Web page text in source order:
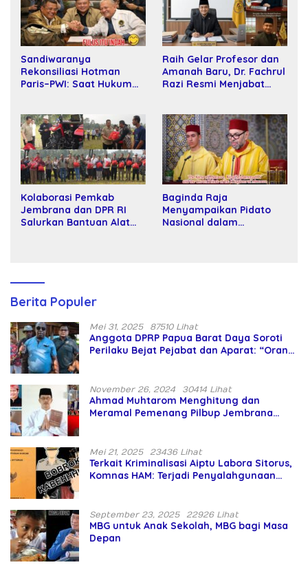
Sandiwaranya
Rekonsiliasi Hotman
Paris–PWI: Saat Hukum
Raih Gelar Profesor dan
Amanah Baru, Dr. Fachrul
Razi Resmi Menjabat
Kolaborasi Pemkab
Jembrana dan DPR RI
Salurkan Bantuan Alat
Baginda Raja
Menyampaikan Pidato
Nasional dalam
Berita Populer
Mei 31, 2025 87510 Lihat
Anggota DPRP Papua Barat Daya Soroti
Perilaku Bejat Pejabat dan Aparat: “Orang
November 26, 2024 30414 Lihat
Ahmad Muhtarom Menghitung dan
Meramal Pemenang Pilbup Jembrana
Mei 21, 2025 23436 Lihat
Terkait Kriminalisasi Aiptu Labora Sitorus,
Komnas HAM: Terjadi Penyalahgunaan
September 23, 2025 22926 Lihat
MBG untuk Anak Sekolah, MBG bagi Masa
Depan